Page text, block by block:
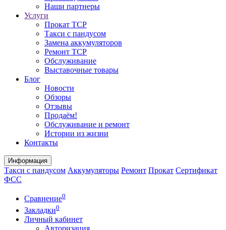
Наши партнеры
Услуги
Прокат ТСР
Такси с пандусом
Замена аккумуляторов
Ремонт ТСР
Обслуживание
Выставочные товары
Блог
Новости
Обзоры
Отзывы
Продаём!
Обслуживание и ремонт
Истории из жизни
Контакты
Информация
Такси с пандусом Аккумуляторы Ремонт Прокат Сертификат
ФСС
Сравнение0
Закладки0
Личный кабинет
Авторизация